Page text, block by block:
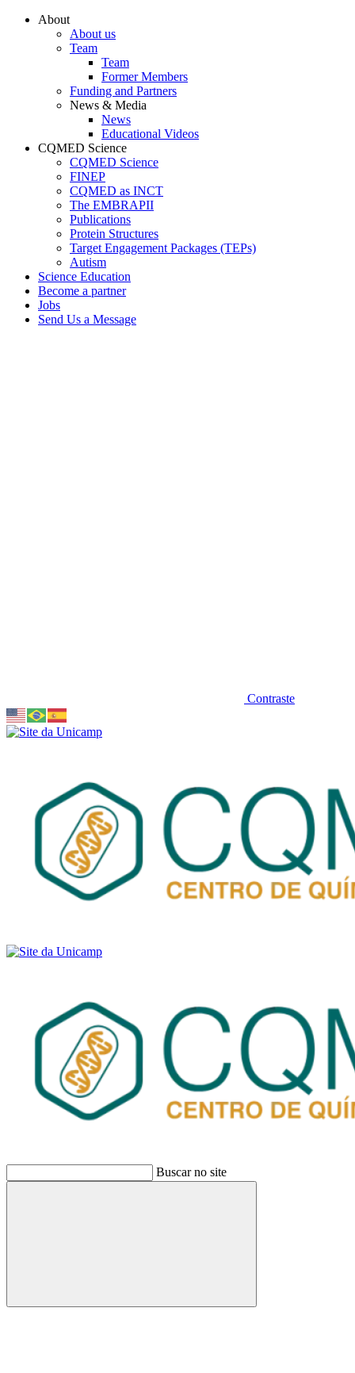
Conteúdo principal
About
About us
Team
Team
Former Members
Funding and Partners
News & Media
News
Educational Videos
CQMED Science
CQMED Science
FINEP
CQMED as INCT
The EMBRAPII
Publications
Protein Structures
Target Engagement Packages (TEPs)
Autism
Science Education
Become a partner
Jobs
Send Us a Message
Contraste
Buscar no site
Buscar